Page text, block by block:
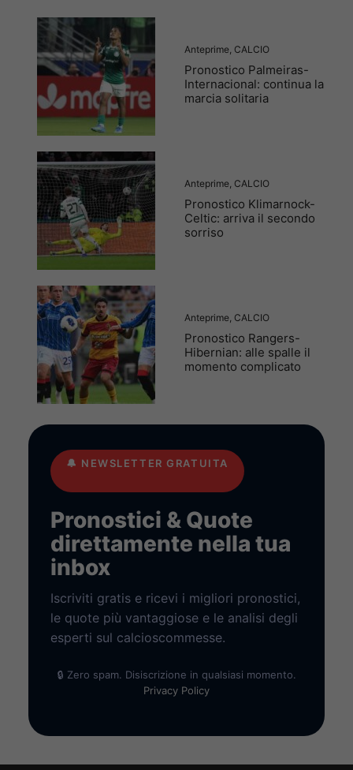
Anteprime, CALCIO
Pronostico Palmeiras-
Internacional: continua la
marcia solitaria
Anteprime, CALCIO
Pronostico Klimarnock-
Celtic: arriva il secondo
sorriso
Anteprime, CALCIO
Pronostico Rangers-
Hibernian: alle spalle il
momento complicato
🔔 NEWSLETTER GRATUITA
Pronostici & Quote
direttamente nella tua
inbox
Iscriviti gratis e ricevi i migliori pronostici,
le quote più vantaggiose e le analisi degli
esperti sul calcioscommesse.
🔒 Zero spam. Disiscrizione in qualsiasi momento.
Privacy Policy